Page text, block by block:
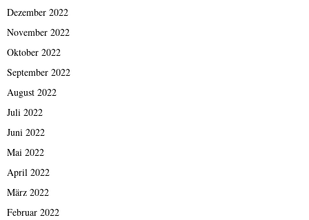
Dezember 2022
November 2022
Oktober 2022
September 2022
August 2022
Juli 2022
Juni 2022
Mai 2022
April 2022
März 2022
Februar 2022